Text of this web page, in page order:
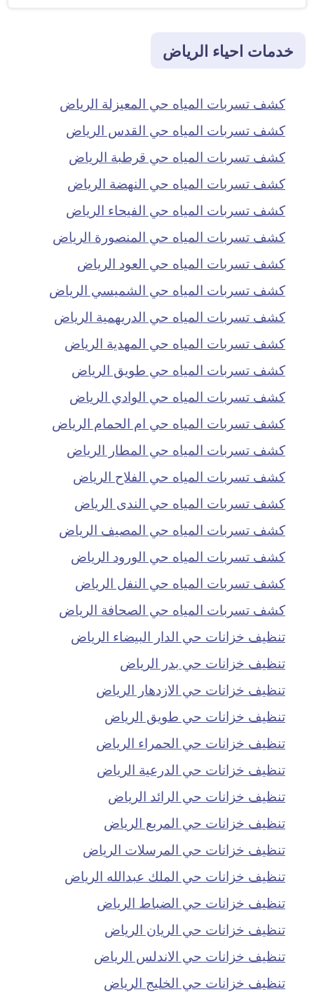
خدمات احياء الرياض
كشف تسربات المياه حي المعيزلة الرياض
كشف تسربات المياه حي القدس الرياض
كشف تسربات المياه حي قرطبة الرياض
كشف تسربات المياه حي النهضة الرياض
كشف تسربات المياه حي الفيحاء الرياض
كشف تسربات المياه حي المنصورة الرياض
كشف تسربات المياه حي العود الرياض
كشف تسربات المياه حي الشميسي الرياض
كشف تسربات المياه حي الدريهمية الرياض
كشف تسربات المياه حي المهدية الرياض
كشف تسربات المياه حي طويق الرياض
كشف تسربات المياه حي الوادي الرياض
كشف تسربات المياه حي ام الحمام الرياض
كشف تسربات المياه حي المطار الرياض
كشف تسربات المياه حي الفلاح الرياض
كشف تسربات المياه حي الندى الرياض
كشف تسربات المياه حي المصيف الرياض
كشف تسربات المياه حي الورود الرياض
كشف تسربات المياه حي النفل الرياض
كشف تسربات المياه حي الصحافة الرياض
تنظيف خزانات حي الدار البيضاء الرياض
تنظيف خزانات حي بدر الرياض
تنظيف خزانات حي الازدهار الرياض
تنظيف خزانات حي طويق الرياض
تنظيف خزانات حي الحمراء الرياض
تنظيف خزانات حي الدرعية الرياض
تنظيف خزانات حي الرائد الرياض
تنظيف خزانات حي المربع الرياض
تنظيف خزانات حي المرسلات الرياض
تنظيف خزانات حي الملك عبدالله الرياض
تنظيف خزانات حي الضباط الرياض
تنظيف خزانات حي الريان الرياض
تنظيف خزانات حي الاندلس الرياض
تنظيف خزانات حي الخليج الرياض